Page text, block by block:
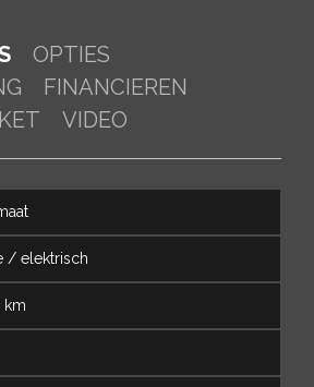
OPTIES
FINANCIEREN
VIDEO
/ elektrisch
km